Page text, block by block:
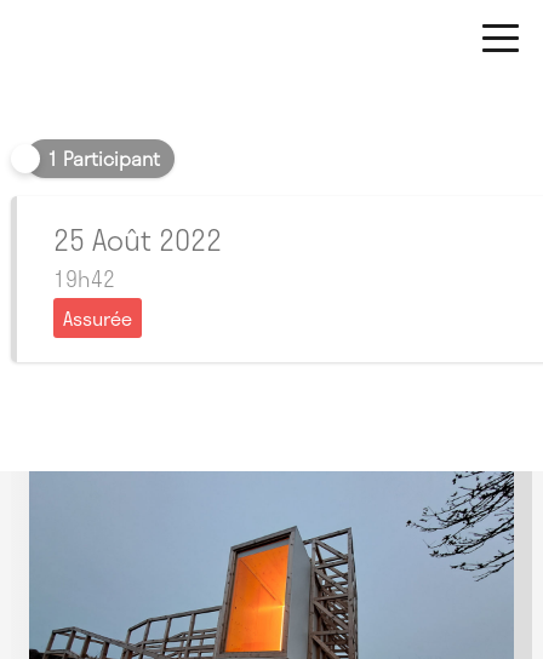
1 Participant
25 Août 2022
19h42
Assurée